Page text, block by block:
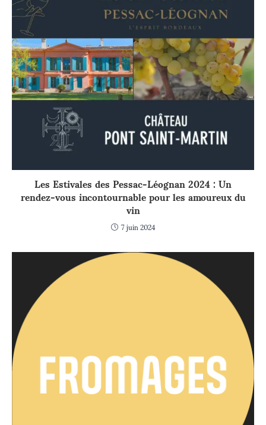
Les Estivales des Pessac-Léognan 2024 : Un
rendez-vous incontournable pour les amoureux du
vin
7 juin 2024